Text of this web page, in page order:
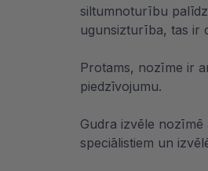
siltumnoturību
ugunsizturība, tas ir
Protams, nozīme ir
piedzīvojumu.
Gudra izvēle
speciālistiem un